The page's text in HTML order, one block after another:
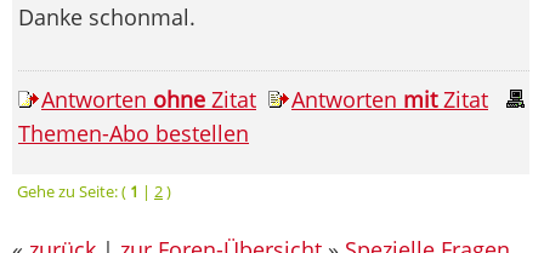
Danke schonmal.
Antworten ohne Zitat Antworten mitZitat
Themen-Abo bestellen
Gehe zu Seite: ( 1 | 2)